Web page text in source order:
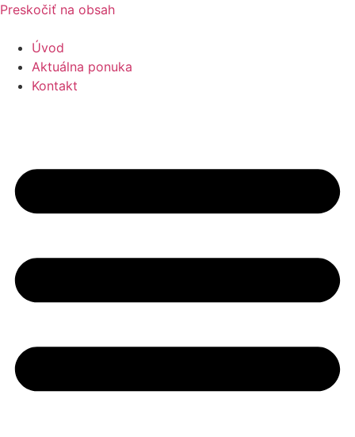
Preskočiť na obsah
Úvod
Aktuálna ponuka
Kontakt